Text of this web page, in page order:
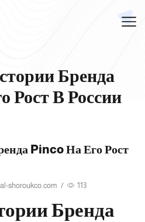
Бренда
Рост В России
Pinco На Его Рост
al-shoroukco.com / 113
Бренда